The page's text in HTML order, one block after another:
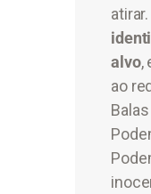
alvo,
ao